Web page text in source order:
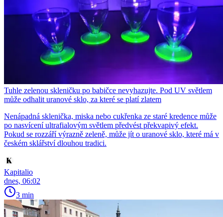
Tuhle zelenou skleničku po babičce nevyhazujte. Pod UV světlem
může odhalit uranové sklo, za které se platí zlatem
Nenápadná sklenička, miska nebo cukřenka ze staré kredence může
po nasvícení ultrafialovým světlem předvést překvapivý efekt.
Pokud se rozzáří výrazně zeleně, může jít o uranové sklo, které má v
českém sklářství dlouhou tradici.
Kapitalio
dnes, 06:02
3 min